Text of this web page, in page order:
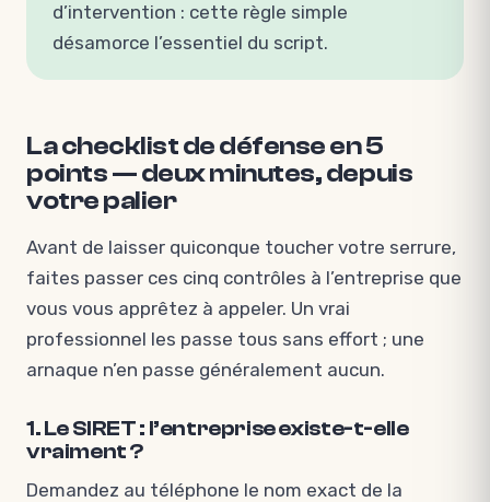
d’intervention : cette règle simple
désamorce l’essentiel du script.
La checklist de défense en 5
points — deux minutes, depuis
votre palier
Avant de laisser quiconque toucher votre serrure,
faites passer ces cinq contrôles à l’entreprise que
vous vous apprêtez à appeler. Un vrai
professionnel les passe tous sans effort ; une
arnaque n’en passe généralement aucun.
1. Le SIRET : l’entreprise existe-t-elle
vraiment ?
Demandez au téléphone le nom exact de la